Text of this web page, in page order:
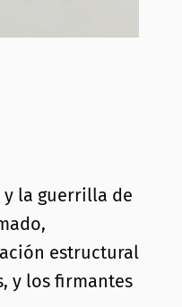
y la guerrilla de
estructural
y los firmantes